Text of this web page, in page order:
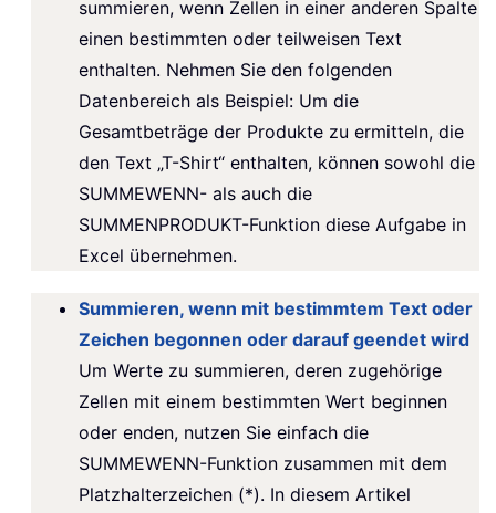
summieren, wenn Zellen in einer anderen Spalte
einen bestimmten oder teilweisen Text
enthalten. Nehmen Sie den folgenden
Datenbereich als Beispiel: Um die
Gesamtbeträge der Produkte zu ermitteln, die
den Text „T-Shirt“ enthalten, können sowohl die
SUMMEWENN- als auch die
SUMMENPRODUKT-Funktion diese Aufgabe in
Excel übernehmen.
Summieren, wenn mit bestimmtem Text oder
Zeichen begonnen oder darauf geendet wird
Um Werte zu summieren, deren zugehörige
Zellen mit einem bestimmten Wert beginnen
oder enden, nutzen Sie einfach die
SUMMEWENN-Funktion zusammen mit dem
Platzhalterzeichen (*). In diesem Artikel